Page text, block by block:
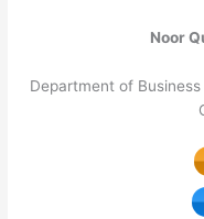
Noor
Department of